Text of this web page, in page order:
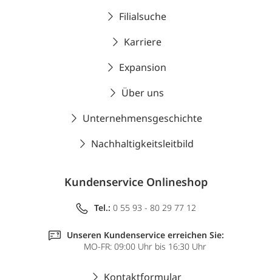
Filialsuche
Karriere
Expansion
Über uns
Unternehmensgeschichte
Nachhaltigkeitsleitbild
Kundenservice Onlineshop
Tel.: 0 55 93 - 80 29 77 12
Unseren Kundenservice erreichen Sie:
MO-FR: 09:00 Uhr bis 16:30 Uhr
Kontaktformular